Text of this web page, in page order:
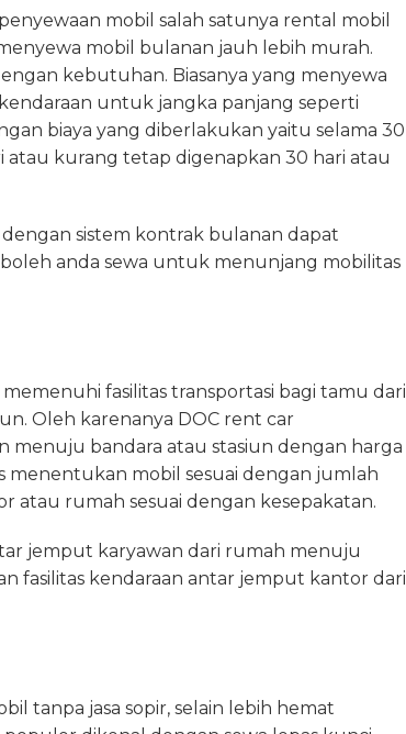
mobil salah satunya rental mobil
mobil bulanan jauh lebih murah.
kebutuhan. Biasanya yang menyewa
untuk jangka panjang seperti
biaya yang diberlakukan yaitu selama 30
atau kurang tetap digenapkan 30 hari atau
sistem kontrak bulanan dapat
anda sewa untuk menunjang mobilitas
fasilitas transportasi bagi tamu dari
Oleh karenanya DOC rent car
bandara atau stasiun dengan harga
menentukan mobil sesuai dengan jumlah
atau rumah sesuai dengan kesepakatan.
jemput karyawan dari rumah menuju
fasilitas kendaraan antar jemput kantor dari
tanpa jasa sopir, selain lebih hemat